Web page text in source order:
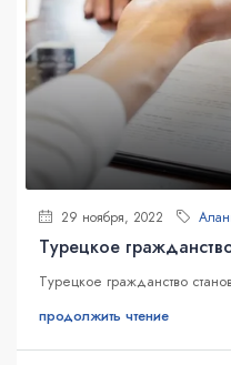
29 ноября, 2022
Турецкое
Турецкое гражданство
продолжить чтение